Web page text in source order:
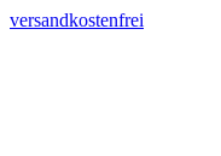
versandkostenfrei